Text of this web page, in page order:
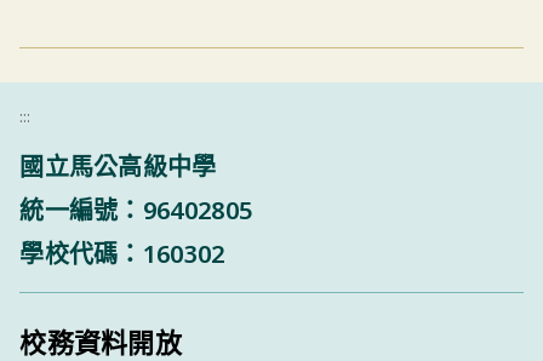
:::
國立馬公高級中學
統一編號：96402805
學校代碼：160302
校務資料開放